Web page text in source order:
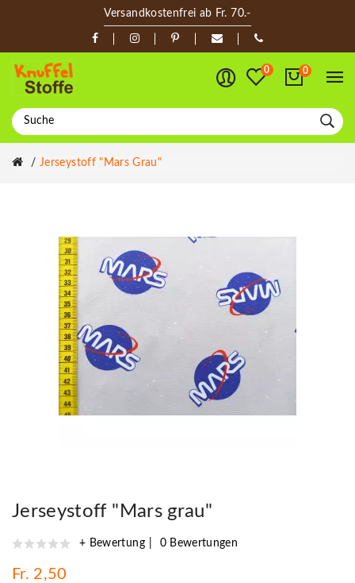
Versandkostenfrei ab Fr. 70.-
0 0
Jerseystoff "Mars Grau"
Jerseystoff "Mars grau"
+ Bewertung 0 Bewertungen
Fr. 2,50